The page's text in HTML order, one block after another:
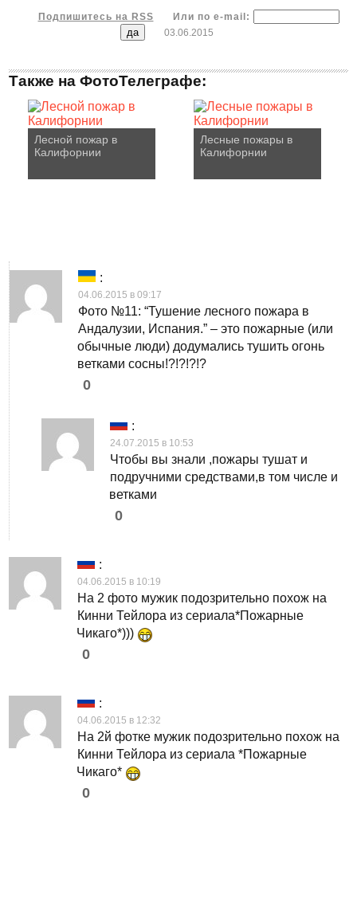
Подпишитесь на RSS
Или по e-mail:
03.06.2015
Также на ФотоТелеграфе:
Лесной пожар в
Калифорнии
Лесные пожары в
Калифорнии
:
04.06.2015 в 09:17
Фото №11: “Тушение лесного пожара в
Андалузии, Испания.” – это пожарные (или
обычные люди) додумались тушить огонь
ветками сосны!?!?!?!?
0
:
24.07.2015 в 10:53
Чтобы вы знали ,пожары тушат и
подручними средствами,в том числе и
ветками
0
:
04.06.2015 в 10:19
На 2 фото мужик подозрительно похож на
Кинни Тейлора из сериала*Пожарные
Чикаго*)))
0
:
04.06.2015 в 12:32
На 2й фотке мужик подозрительно похож на
Кинни Тейлора из сериала *Пожарные
Чикаго*
0